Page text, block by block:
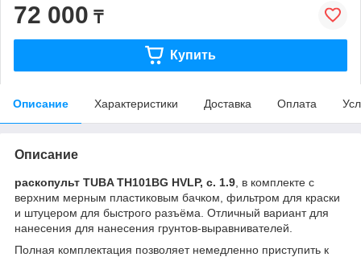
72 000 ₸
Купить
Описание Характеристики Доставка Оплата
Описание
раскопульт TUBA TH101BG HVLP, с. 1.9 , в комплекте с
верхним мерным пластиковым бачком, фильтром для краски
и штуцером для быстрого разъёма. Отличный вариант для
нанесения для нанесения грунтов-выравнивателей.
Полная комплектация позволяет немедленно приступить к